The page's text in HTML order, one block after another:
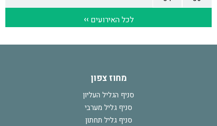
מחוז צפון
סניף הגליל העליון
סניף גליל מערבי
סניף גליל תחתון